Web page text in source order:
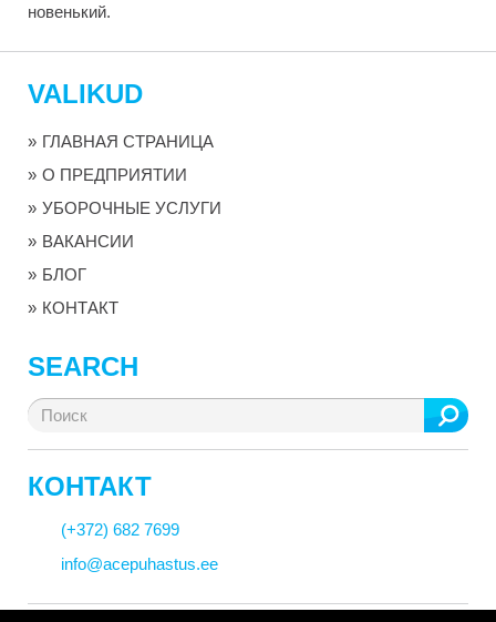
новенький.
VALIKUD
ГЛАВНАЯ СТРАНИЦА
О ПРЕДПРИЯТИИ
УБОРОЧНЫЕ УСЛУГИ
ВАКАНСИИ
БЛОГ
КОНТАКТ
SEARCH
Search
КОНТАКТ
(+372) 682 7699
info@acepuhastus.ee